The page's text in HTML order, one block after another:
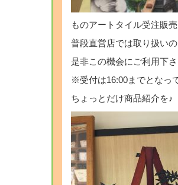
ものアートタイル受注販
普段直営店では取り扱い
是非この機会にご利用下
※受付は16:00までとなっ
ちょっとだけ商品紹介を♪